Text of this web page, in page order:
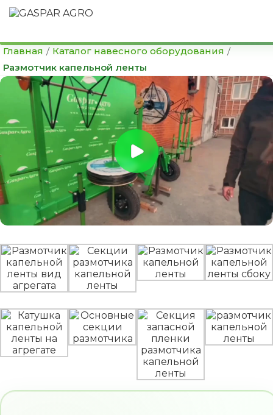
Главная / Каталог навесного оборудования /
Размотчик капельной ленты